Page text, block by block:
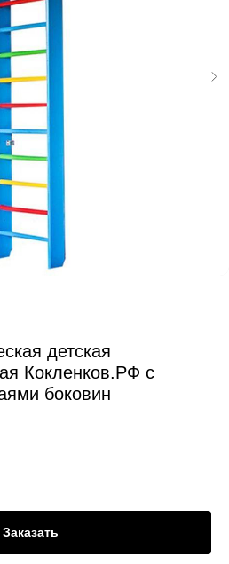
детская
Кокленков.РФ с
боковин
Заказать